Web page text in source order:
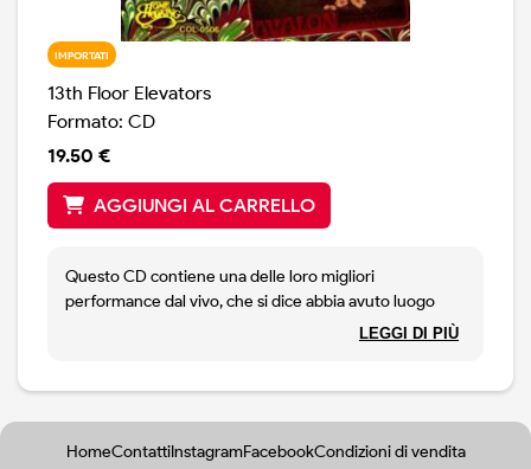
IMPORTATI
13th Floor Elevators
Formato: CD
19.50 €
AGGIUNGI AL CARRELLO
Questo CD contiene una delle loro migliori
performance dal vivo, che si dice abbia avuto luogo
all'Avalon Ballroom di San Francisco al culmine della
LEGGI DI PIÙ
HomeContattiInstagramFacebookCondizioni di vendita